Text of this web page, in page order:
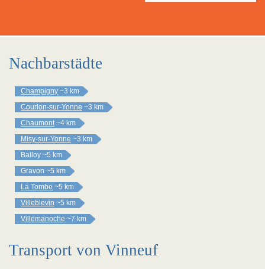
Nachbarstädte
Champigny ~3 km
Courlon-sur-Yonne ~3 km
Chaumont ~4 km
Misy-sur-Yonne ~3 km
Balloy ~5 km
Gravon ~5 km
La Tombe ~5 km
Villeblevin ~5 km
Villemanoche ~7 km
Transport von Vinneuf